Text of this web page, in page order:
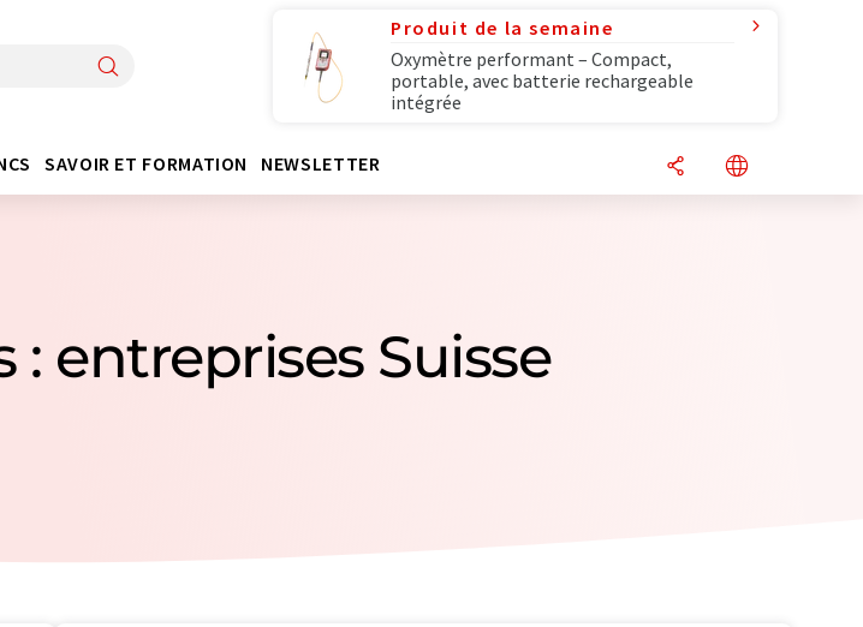
Produit de la semaine
Oxymètre performant – Compact,
portable, avec batterie rechargeable
intégrée
SAVOIR ET FORMATION NEWSLETTER
: entreprises Suisse